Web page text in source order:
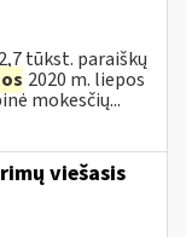
tūkst. paraiškų
2020 m. liepos
mokesčių...
viešasis